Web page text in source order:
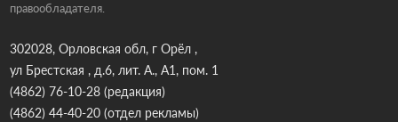
правообладателя.
302028, Орловская обл, г Орёл ,
ул Брестская , д.6, лит. А., А1, пом. 1
(4862) 76-10-28(редакция)
(4862) 44-40-20(отдел рекламы)